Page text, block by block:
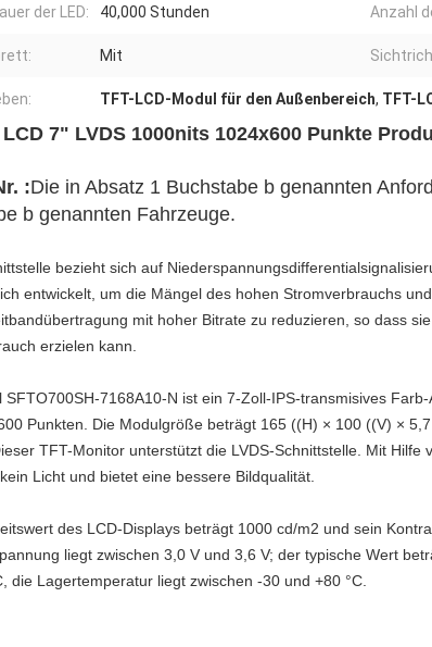
der LED: 40,000 Stunden Anzahl
Mit
TFT-LCD-Modul für den Außenbereich, TFT-
LCD 7" LVDS 1000nits 1024x600 Punkte
:Die in Absatz 1 Buchstabe b genannten
b genannten Fahrzeuge.
bezieht sich auf
entwickelt, um die Mängel des hohen Stromverbrauchs
mit hoher Bitrate zu reduzieren, so dass
erzielen kann.
SFTO700SH-7168A10-N ist ein 7-Zoll-IPS-transmisives
Punkten. Die Modulgröße beträgt 165 ((H) × 100 ((V) ×
TFT-Monitor unterstützt die LVDS-Schnittstelle. Mit
Licht und bietet eine bessere Bildqualität.
des LCD-Displays beträgt 1000 cd/m2 und sein
liegt zwischen 3,0 V und 3,6 V; der typische Wert
die Lagertemperatur liegt zwischen -30 und +80 °C.